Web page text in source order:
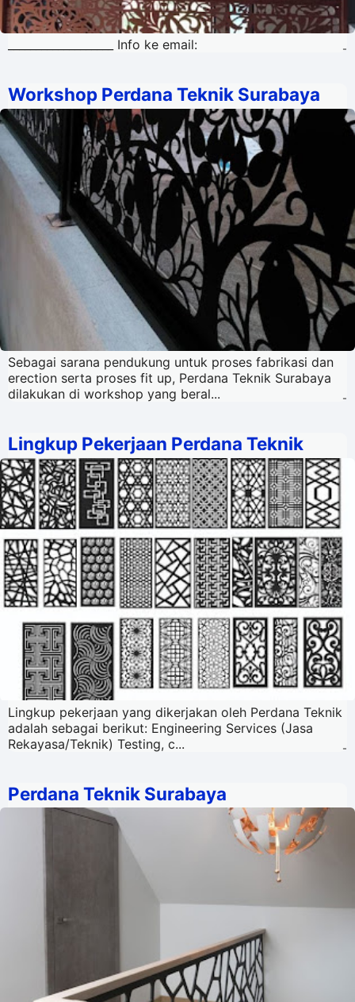
___________________ Info ke email: -
Workshop Perdana Teknik Surabaya
Sebagai sarana pendukung untuk proses fabrikasi dan
erection serta proses fit up, Perdana Teknik Surabaya
dilakukan di workshop yang beral...
-
Lingkup Pekerjaan Perdana Teknik
Lingkup pekerjaan yang dikerjakan oleh Perdana Teknik
adalah sebagai berikut: Engineering Services (Jasa
Rekayasa/Teknik) Testing, c...
-
Perdana Teknik Surabaya